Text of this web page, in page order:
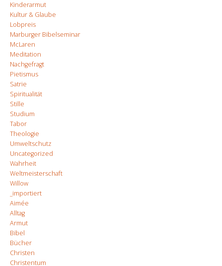
Kinderarmut
Kultur & Glaube
Lobpreis
Marburger Bibelseminar
McLaren
Meditation
Nachgefragt
Pietismus
Satrie
Spiritualität
Stille
Studium
Tabor
Theologie
Umweltschutz
Uncategorized
Wahrheit
Weltmeisterschaft
Willow
_importiert
Aimée
Alltag
Armut
Bibel
Bücher
Christen
Christentum